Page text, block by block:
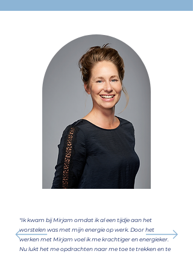
"Ik kwam bij Mirjam omdat ik al een tijdje aan het
worstelen was met mijn energie op werk. Door het
werken met Mirjam voel ik me krachtiger en energieker.
Nu lukt het me opdrachten naar me toe te trekken en te